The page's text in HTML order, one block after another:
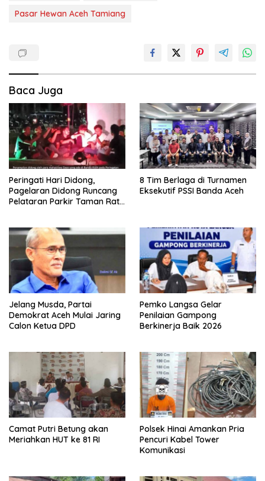
Pasar Hewan Aceh Tamiang
Baca Juga
Peringati Hari Didong,
Pagelaran Didong Runcang
Pelataran Parkir Taman Ratu
8 Tim Berlaga di Turnamen
Eksekutif PSSI Banda Aceh
Jelang Musda, Partai
Demokrat Aceh Mulai Jaring
Calon Ketua DPD
Pemko Langsa Gelar
Penilaian Gampong
Berkinerja Baik 2026
Camat Putri Betung akan
Meriahkan HUT ke 81 RI
Polsek Hinai Amankan Pria
Pencuri Kabel Tower
Komunikasi